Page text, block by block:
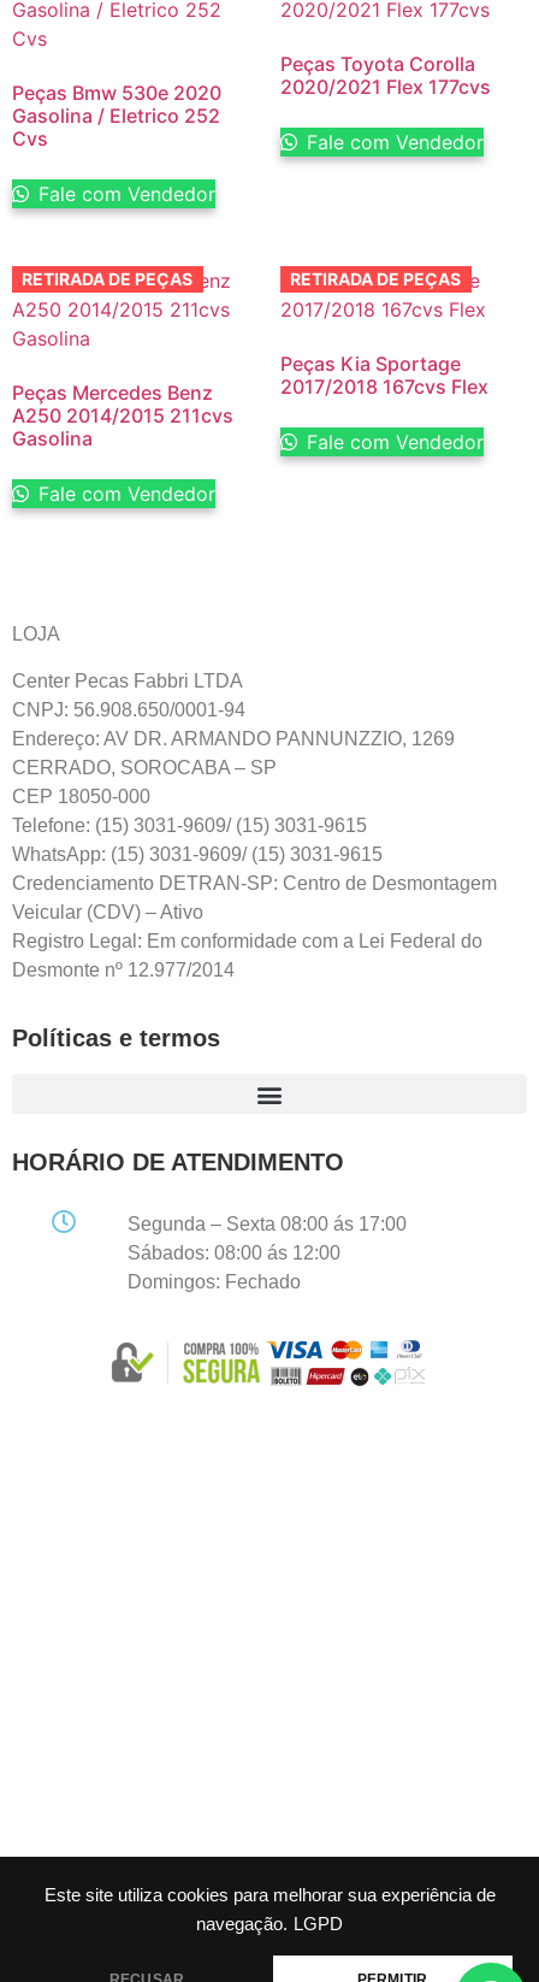
Este site utiliza cookies para melhorar sua experiência de
navegação. LGPD
Peças Bmw 530e 2020
Gasolina / Eletrico 252
Cvs
Fale com Vendedor
Peças Toyota Corolla
2020/2021 Flex 177cvs
Fale com Vendedor
RETIRADA DE PEÇAS
Peças Mercedes Benz
A250 2014/2015 211cvs
Gasolina
Fale com Vendedor
RETIRADA DE PEÇAS
Peças Kia Sportage
2017/2018 167cvs Flex
Fale com Vendedor
LOJA
Center Pecas Fabbri LTDA
CNPJ: 56.908.650/0001-94
Endereço: AV DR. ARMANDO PANNUNZZIO, 1269
CERRADO, SOROCABA – SP
CEP 18050-000
Telefone: (15) 3031-9609/ (15) 3031-9615
WhatsApp: (15) 3031-9609/ (15) 3031-9615
Credenciamento DETRAN-SP: Centro de Desmontagem
Veicular (CDV) – Ativo
Registro Legal: Em conformidade com a Lei Federal do
Desmonte nº 12.977/2014
Políticas e termos
HORÁRIO DE ATENDIMENTO
Segunda – Sexta 08:00 ás 17:00
Sábados: 08:00 ás 12:00
Domingos: Fechado